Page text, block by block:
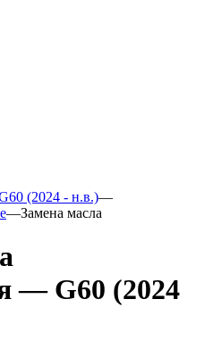
(2024 - н.в.)—
—Замена масла
— G60 (2024